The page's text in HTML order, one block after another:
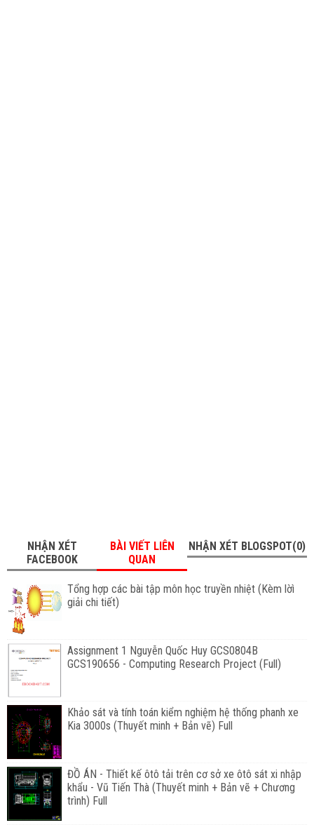
NHẬN XÉT
FACEBOOK
BÀI VIẾT LIÊN
QUAN
NHẬN XÉT BLOGSPOT(0)
Tổng hợp các bài tập môn học truyền nhiệt (Kèm lờì
giải chi tiết)
Assignment 1 Nguyễn Quốc Huy GCS0804B
GCS190656 - Computing Research Project (Full)
Khảo sát và tính toán kiểm nghiệm hệ thống phanh xe
Kia 3000s (Thuyết minh + Bản vẽ) Full
ĐỒ ÁN - Thiết kế ôtô tải trên cơ sở xe ôtô sát xi nhập
khẩu - Vũ Tiến Thà (Thuyết minh + Bản vẽ + Chương
trình) Full